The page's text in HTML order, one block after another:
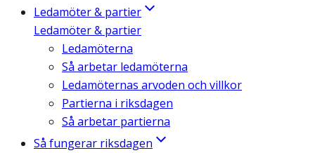
Ledamöter & partier
Ledamöter & partier
Ledamöterna
Så arbetar ledamöterna
Ledamöternas arvoden och villkor
Partierna i riksdagen
Så arbetar partierna
Så fungerar riksdagen